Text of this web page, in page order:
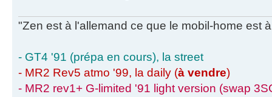
"Zen est à l'allemand ce que le mobil-home est
- GT4 '91 (prépa en cours), la street
- MR2 Rev5 atmo '99, la daily (à vendre)
- MR2 rev1+ G-limited '91 light version (swap